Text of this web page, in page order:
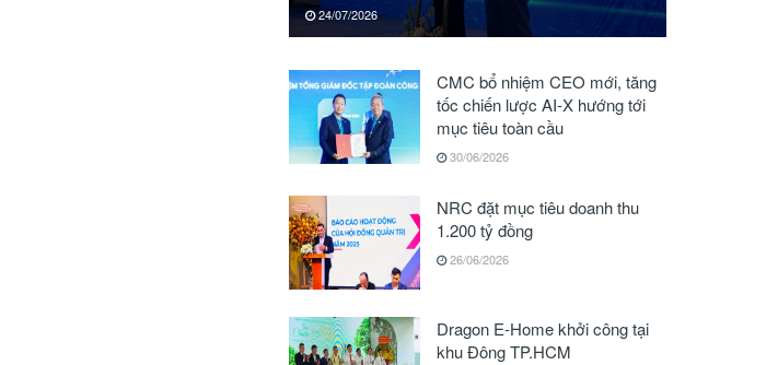
24/07/2026
CMC bổ nhiệm CEO mới, tăng
tốc chiến lược AI-X hướng tới
mục tiêu toàn cầu
30/06/2026
NRC đặt mục tiêu doanh thu
1.200 tỷ đồng
26/06/2026
Dragon E-Home khởi công tại
khu Đông TP.HCM